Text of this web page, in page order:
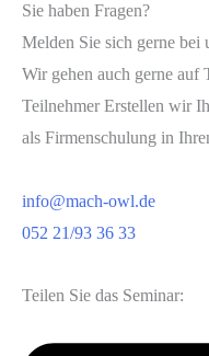
Sie haben Fragen?
Melden Sie sich gerne bei
Wir gehen auch gerne
Teilnehmer Erstellen wir
als Firmenschulung in
info@mach-owl.de
052 21/93 36 33
Teilen Sie das Seminar: